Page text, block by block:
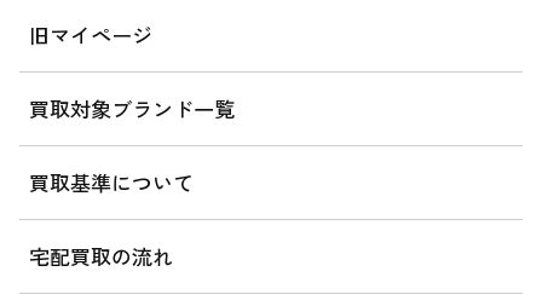
旧マイページ
買取対象ブランド一覧
買取基準について
宅配買取の流れ